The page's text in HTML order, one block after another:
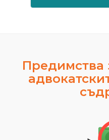
Предимства